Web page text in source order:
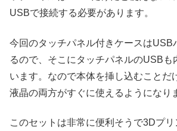
USBで接続する必要があります。
今回のタッチパネル付きケースはUSB
るので、そこにタッチパネルのUSBも
います。なので本体を挿し込むことだ
液晶の両方がすぐに使えるようになり
このセットは非常に便利そうで3Dプ